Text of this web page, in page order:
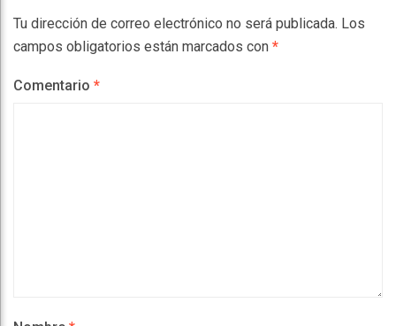
Tu dirección de correo electrónico no será publicada. Los
campos obligatorios están marcados con *
Comentario *